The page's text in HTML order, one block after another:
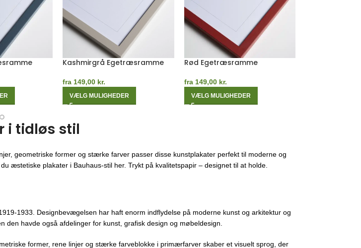
Kashmirgrå Egetræsramme
fra149,00 kr.
VÆLG MULIGHEDER
Rød Egetræsramme
fra 149,00 kr.
VÆLG MULIGHEDER
i tidløs stil
geometriske former og stærke farver passer disse kunstplakater perfekt til moderne og
æstetiske plakater i Bauhaus-stil her. Trykt på kvalitetspapir – designet til at holde.
1933. Designbevægelsen har haft enorm indflydelse på moderne kunst og arkitektur og
den havde også afdelinger for kunst, grafisk design og møbeldesign.
former, rene linjer og stærke farveblokke i primærfarver skaber et visuelt sprog, der